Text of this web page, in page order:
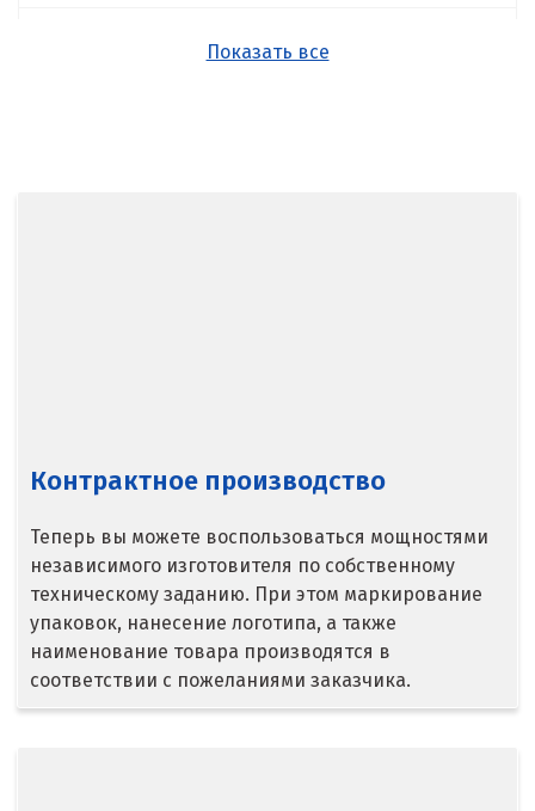
Верхние Серги
Верхний Уфалей
Верхняя Пышма
Верхняя Салда
Показать все
Контрактное производство
Теперь вы можете воспользоваться мощностями
независимого изготовителя по собственному
техническому заданию. При этом маркирование
упаковок, нанесение логотипа, а также
наименование товара производятся в
соответствии с пожеланиями заказчика.